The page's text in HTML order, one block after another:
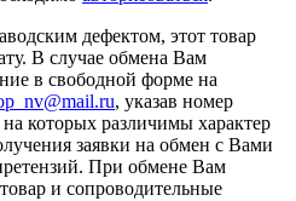
дефектом, этот товар
В случае обмена Вам
в свободной форме на
, указав номер
которых различимы характер
заявки на обмен с Вами
При обмене Вам
и сопроводительные